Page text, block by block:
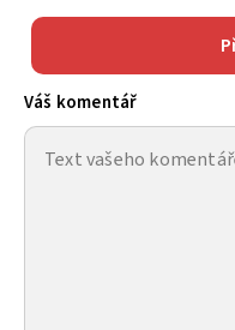
Váš komentář